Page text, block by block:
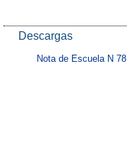
Descargas
Nota de Escuela N 78